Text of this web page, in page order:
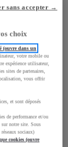
L/100 km
101g/km
choix
(ouvre dans un
votre mobile ou
expérience utilisateur,
sites de partenaires,
vous offrir
et sont déposés
de performance et/ou
sur notre site. Sous
sociaux)
cookies (ouvre
sans accepter →